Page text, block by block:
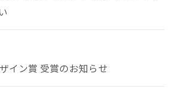
イン賞 受賞のお知らせ